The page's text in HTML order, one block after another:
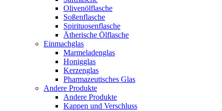
Olivenölflasche
Soßenflasche
Spirituosenflasche
Ätherische Ölflasche
Einmachglas
Marmeladenglas
Honigglas
Kerzenglas
Pharmazeutisches Glas
Andere Produkte
Andere Produkte
Kappen und Verschluss